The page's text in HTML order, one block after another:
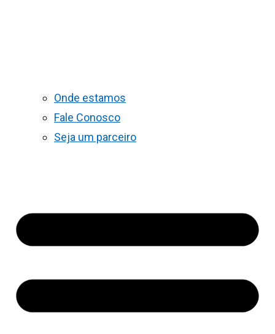
Onde estamos
Fale Conosco
Seja um parceiro